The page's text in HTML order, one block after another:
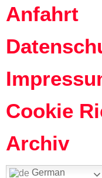
Anfahrt
Cookie
Archiv
German